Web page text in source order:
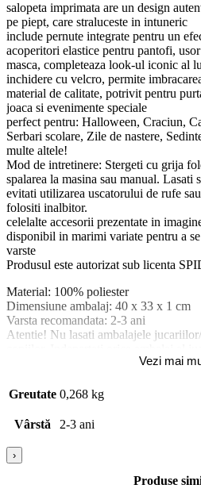
salopeta imprimata are un design
pe piept, care straluceste in intuneric
include pernute integrate pentru un
acoperitori elastice pentru pantofi,
masca, completeaza look-ul iconic al
inchidere cu velcro, permite
material de calitate, potrivit pentru
joaca si evenimente speciale
perfect pentru: Halloween, Craciun,
Serbari scolare, Zile de nastere,
multe altele!
Mod de intretinere: Stergeti cu grija
spalarea la masina sau manual. Lasati
evitati utilizarea uscatorului de rufe
folositi inalbitor.
celelalte accesorii prezentate in
disponibil in marimi variate pentru a
varste
Produsul este autorizat sub licenta
Material: 100% poliester
Dimensiune ambalaj: 40 x 33 x 1 cm
Varsta recomandata: 2-3 ani
Atentie! Nu lasati ambalajele
da jucaria/produsul copilului. Pastrati
feriti jucaria/produsul de temperaturi
Vezi mai
Greutate 0,268 kg
Vârstă 2-3 ani
›
Produse